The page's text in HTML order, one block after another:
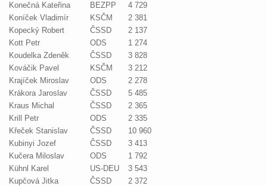
Konečná Kateřina
BEZPP
4 729
Koníček Vladimír
KSČM
2 381
Kopecký Robert
ČSSD
2 137
Kott Petr
ODS
1 274
Koudelka Zdeněk
ČSSD
3 828
Kováčik Pavel
KSČM
3 212
Krajíček Miroslav
ODS
2 278
Krákora Jaroslav
ČSSD
5 485
Kraus Michal
ČSSD
2 365
Krill Petr
ODS
2 335
Křeček Stanislav
ČSSD
10 960
Kubinyi Jozef
ČSSD
3 413
Kučera Miloslav
ODS
1 792
Kühnl Karel
US-DEU
3 543
Kupčová Jitka
ČSSD
2 372